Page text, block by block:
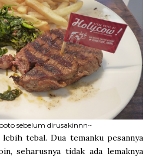
sebelum dirusakinnn~
lebih tebal. Dua temanku pesannya
seharusnya tidak ada lemaknya